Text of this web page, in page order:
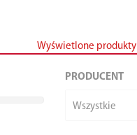
Wyświetlone produkty
PRODUCENT
Wszystkie